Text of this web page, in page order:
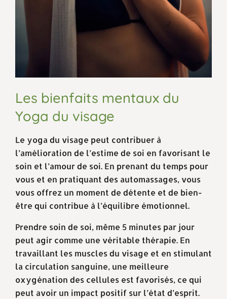
Les bienfaits mentaux du
Yoga du visage
Le yoga du visage peut contribuer à
l’amélioration de l’estime de soi en favorisant le
soin et l’amour de soi. En prenant du temps pour
vous et en pratiquant des automassages, vous
vous offrez un moment de détente et de bien-
être qui contribue à l’équilibre émotionnel.
Prendre soin de soi, même 5 minutes par jour
peut agir comme une véritable thérapie. En
travaillant les muscles du visage et en stimulant
la circulation sanguine, une meilleure
oxygénation des cellules est favorisés, ce qui
peut avoir un impact positif sur l’état d’esprit.